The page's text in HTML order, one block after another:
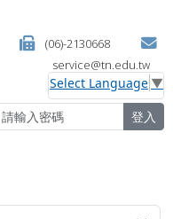
(06)-2130668
service@tn.edu.tw
Select Language ▼
登入